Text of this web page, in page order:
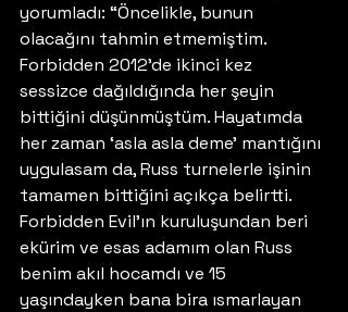
yorumladı: “Öncelikle, bunun
olacağını tahmin etmemiştim.
Forbidden 2012’de ikinci kez
sessizce dağıldığında her şeyin
bittiğini düşünmüştüm. Hayatımda
her zaman ‘asla asla deme’ mantığını
uygulasam da, Russ turnelerle işinin
tamamen bittiğini açıkça belirtti.
Forbidden Evil’ın kuruluşundan beri
ekürim ve esas adamım olan Russ
benim akıl hocamdı ve 15
yaşındayken bana bira ısmarlayan